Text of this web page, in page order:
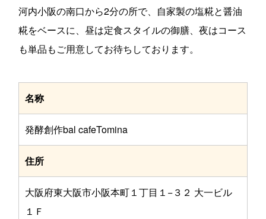
河内小阪の南口から2分の所で、自家製の塩糀と醤油
糀をベースに、昼は定食スタイルの御膳、夜はコース
も単品もご用意してお待ちしております。
名称
発酵創作bal cafeTomina
住所
大阪府東大阪市小阪本町１丁目１−３２ 大一ビル
１Ｆ